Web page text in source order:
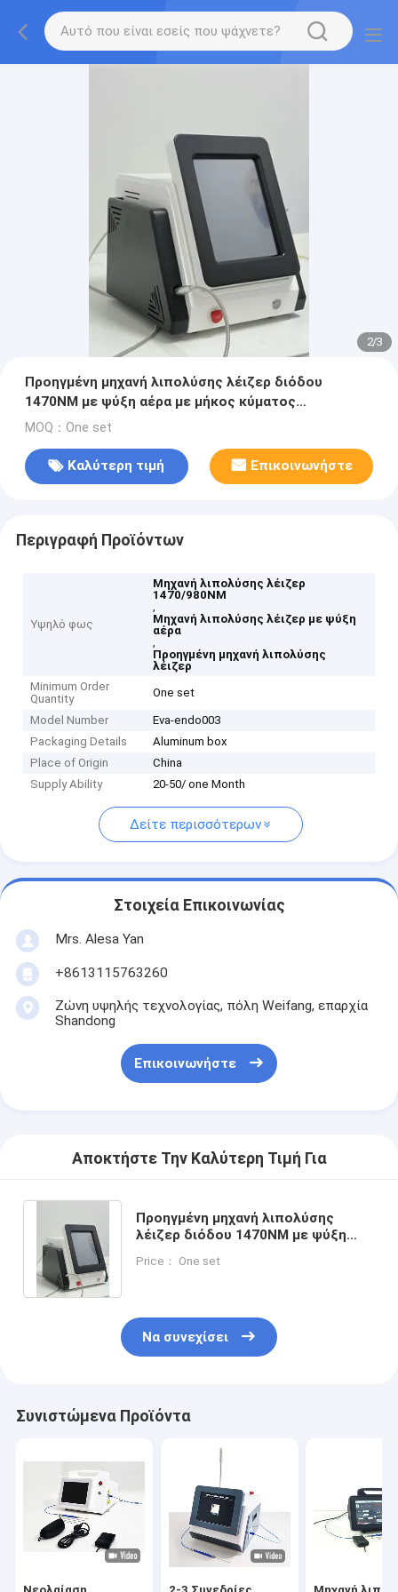
2/3
Προηγμένη μηχανή λιπολύσης λέιζερ διόδου
1470NM με ψύξη αέρα με μήκος κύματος
1470/980NM
MOQ：One set
Καλύτερη τιμή Επικοινωνήστε
Περιγραφή Προϊόντων
Υψηλό φως
Μηχανή λιπολύσης λέιζερ
1470/980NM
,
Μηχανή λιπολύσης λέιζερ με ψύξη
αέρα
,
Προηγμένη μηχανή λιπολύσης
λέιζερ
Minimum Order
Quantity
One set
Model Number
Eva-endo003
Packaging Details
Aluminum box
Place of Origin
China
Supply Ability
20-50/ one Month
Δείτε περισσότερων
Στοιχεία Επικοινωνίας
Mrs. Alesa Yan
+8613115763260
Ζώνη υψηλής τεχνολογίας, πόλη Weifang, επαρχία
Shandong
Επικοινωνήστε
Αποκτήστε Την Καλύτερη Τιμή Για
Προηγμένη μηχανή λιπολύσης
λέιζερ διόδου 1470NM με ψύξη
1470/980NM
Price： One set
Να συνεχίσει
Συνιστώμενα Προϊόντα